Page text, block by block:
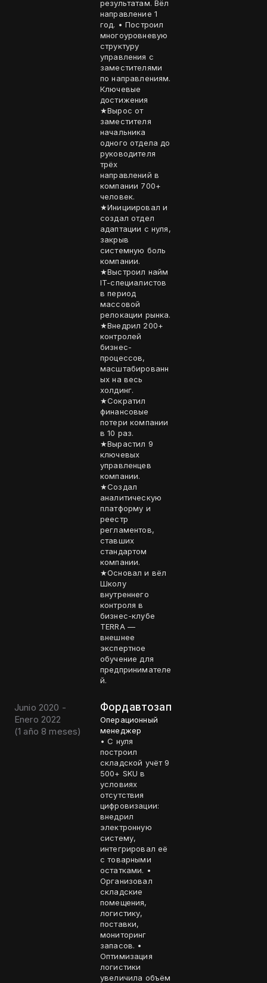
результатам. Вёл
направление 1
год. • Построил
многоуровневую
структуру
управления с
заместителями
по направлениям.
Ключевые
достижения
★Вырос от
заместителя
начальника
одного отдела до
руководителя
трёх
направлений в
компании 700+
человек.
★Инициировал и
создал отдел
адаптации с нуля,
закрыв
системную боль
компании.
★Выстроил найм
IT-специалистов
в период
массовой
релокации рынка.
★Внедрил 200+
контролей
бизнес-
процессов,
масштабированн
ых на весь
холдинг.
★Сократил
финансовые
потери компании
в 10 раз.
★Вырастил 9
ключевых
управленцев
компании.
★Создал
аналитическую
платформу и
реестр
регламентов,
ставших
стандартом
компании.
★Основал и вёл
Школу
внутреннего
контроля в
бизнес-клубе
TERRA —
внешнее
экспертное
обучение для
предпринимателе
й.
Junio 2020 -
Enero 2022
(1 año 8 meses)
Фордавтозап
Операционный
менеджер
• С нуля
построил
складской учёт 9
500+ SKU в
условиях
отсутствия
цифровизации:
внедрил
электронную
систему,
интегрировал её
с товарными
остатками. •
Организовал
складские
помещения,
логистику,
поставки,
мониторинг
запасов. •
Оптимизация
логистики
увеличила объём